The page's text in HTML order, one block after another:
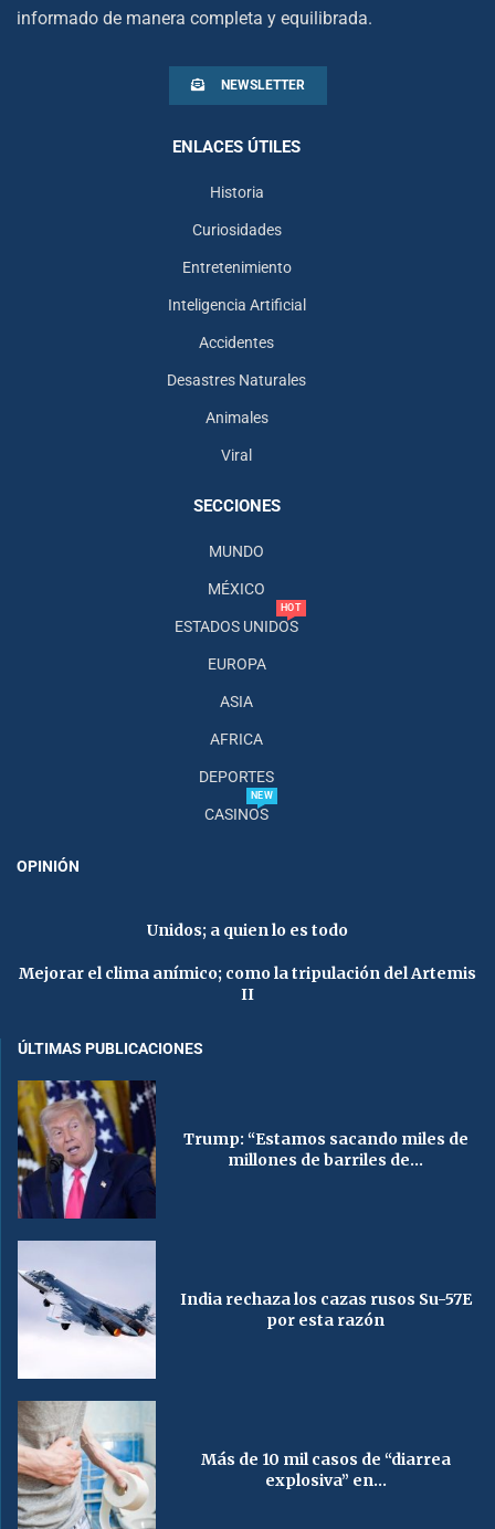
informado de manera completa y equilibrada.
NEWSLETTER
ENLACES ÚTILES
Historia
Curiosidades
Entretenimiento
Inteligencia Artificial
Accidentes
Desastres Naturales
Animales
Viral
SECCIONES
MUNDO
MÉXICO
ESTADOS UNIDOS
HOT
EUROPA
ASIA
AFRICA
DEPORTES
CASINOS
NEW
OPINIÓN
Unidos; a quien lo es todo
Mejorar el clima anímico; como la tripulación del Artemis
II
ÚLTIMAS PUBLICACIONES
Trump: “Estamos sacando miles de
millones de barriles de...
India rechaza los cazas rusos Su-57E
por esta razón
Más de 10 mil casos de “diarrea
explosiva” en...